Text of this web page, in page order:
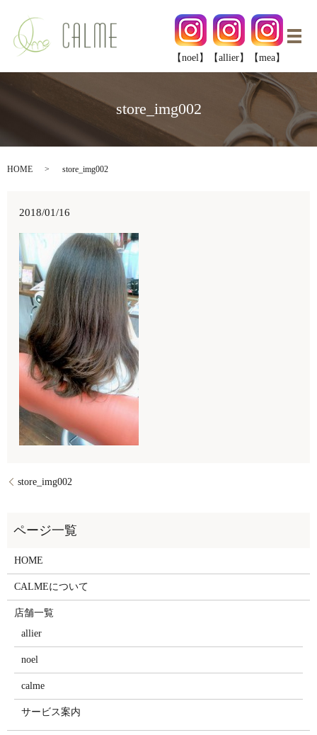
メ
【noel】
【allier】 【mea】
store_img002
HOME store_img002
2018/01/16
store_img002
HOME
CALMEについて
店舗一覧
allier
noel
calme
サービス案内